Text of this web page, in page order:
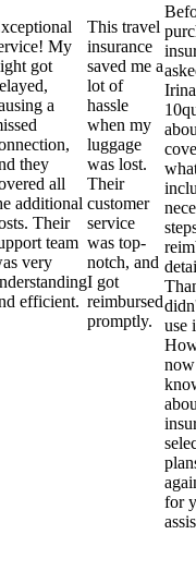
My
got
a
they
all
additional
Their
team
very
efficient.
This travel
insurance
saved me a
lot of
hassle
when my
luggage
was lost.
Their
customer
service
was top-
notch, and
I got
reimbursed
promptly.
use
for